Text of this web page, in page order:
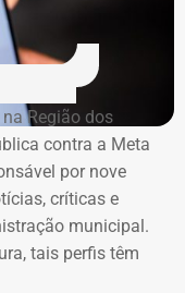
281.845,47
R$
103.247,91
R$
22.028,93
na Região dos
contra a Meta
por nove
críticas e
municipal.
tais perfis têm